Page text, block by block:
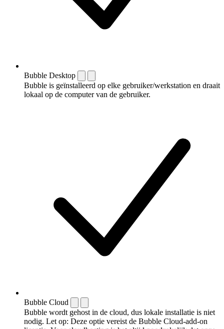
Bubble Desktop
Bubble is geïnstalleerd op elke gebruiker/werkstation en draait
lokaal op de computer van de gebruiker.
Bubble Cloud
Bubble wordt gehost in de cloud, dus lokale installatie is niet
nodig. Let op: Deze optie vereist de Bubble Cloud-add-on